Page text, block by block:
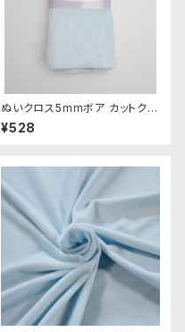
ぬいクロス5mmボア カットクロ
ス（ベビーブルー）｜清原株式会
社
¥528